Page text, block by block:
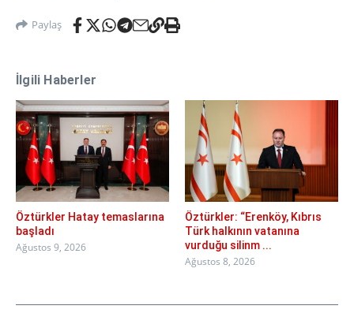
Paylaş
İlgili Haberler
Öztürkler Hatay temaslarına
başladı
Ağustos 9, 2026
Öztürkler: “Erenköy, Kıbrıs
Türk halkının vatanına
vurduğu silinm ...
Ağustos 8, 2026